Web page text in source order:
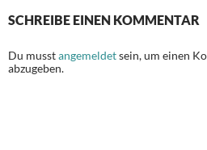
SCHREIBE EINEN KOMMENTAR
Du musstangemeldetsein, um einen
abzugeben.